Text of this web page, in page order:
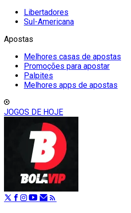
Libertadores
Sul-Americana
Apostas
Melhores casas de apostas
Promoções para apostar
Palpites
Melhores apps de apostas
JOGOS DE HOJE